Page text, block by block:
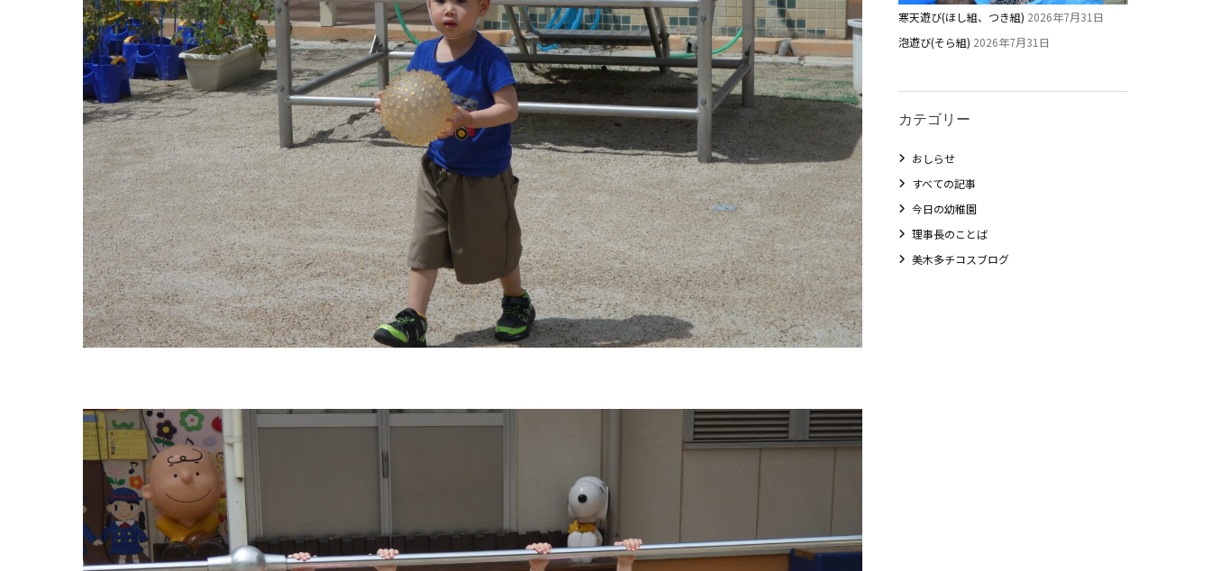
寒天遊び(ほし組、つき組) 2026年7月31日
泡遊び(そら組) 2026年7月31日
カテゴリー
おしらせ
すべての記事
今日の幼稚園
理事長のことば
美木多チコスブログ